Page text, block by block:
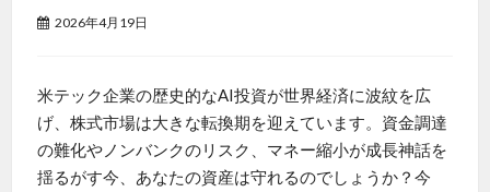
2026年4月19日
米テック企業の歴史的なAI投資が世界経済に波紋を広
げ、株式市場は大きな転換期を迎えています。資金調達
の難化やノンバンクのリスク、マネー縮小が成長神話を
揺るがす今、あなたの資産は守れるのでしょうか？今